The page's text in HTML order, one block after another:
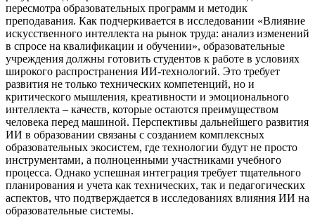
пересмотра образовательных программ и методик
преподавания. Как подчеркивается в исследовании «Влияние
искусственного интеллекта на рынок труда: анализ изменений
в спросе на квалификации и обучении», образовательные
учреждения должны готовить студентов к работе в условиях
широкого распространения ИИ-технологий. Это требует
развития не только технических компетенций, но и
критического мышления, креативности и эмоционального
интеллекта – качеств, которые остаются преимуществом
человека перед машиной. Перспективы дальнейшего развития
ИИ в образовании связаны с созданием комплексных
образовательных экосистем, где технологии будут не просто
инструментами, а полноценными участниками учебного
процесса. Однако успешная интеграция требует тщательного
планирования и учета как технических, так и педагогических
аспектов, что подтверждается в исследованиях влияния ИИ на
образовательные системы.